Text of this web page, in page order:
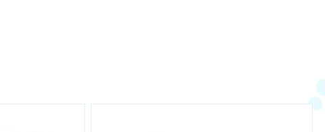
болезни.
лошадям — 10 – 15 мл; жеребятам — 2 – 2,5 мл; собакам
по 0,2 – 0,3 мл. В острых случаях — 1 – 3 раза в день
в течение 3 – 4 недель. При необходимости курс лечения